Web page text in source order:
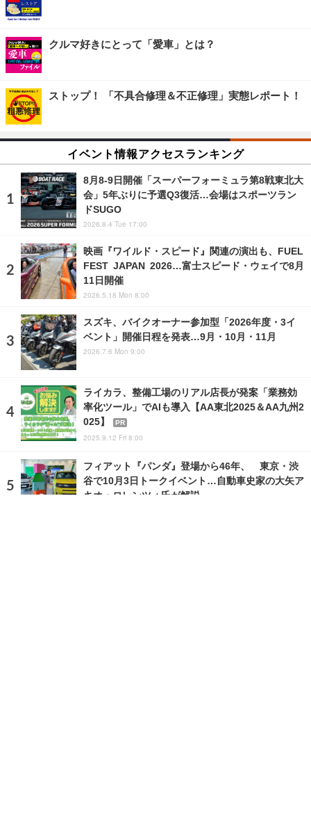
クルマ好きにとって「愛車」とは？
ストップ！ 「不具合修理＆不正修理」実態レポート！
イベント情報アクセスランキング
8月8‐9日開催「スーパーフォーミュラ第8戦東北大
会」5年ぶりに予選Q3復活…会場はスポーツラン
ドSUGO
2026.8.4 Tue 17:00
映画『ワイルド・スピード』関連の演出も、FUEL
FEST JAPAN 2026…富士スピード・ウェイで8月
11日開催
2026.5.18 Mon 8:00
スズキ、バイクオーナー参加型「2026年度・3イ
ベント」開催日程を発表…9月・10月・11月
2026.7.6 Mon 9:00
ライカラ、整備工場のリアル店長が発案「業務効
率化ツール」でAIも導入【AA東北2025＆AA九州2
025】
PR
2025.9.12 Fri 8:00
フィアット『パンダ』登場から46年、 東京・渋
谷で10月3日トークイベント…自動車史家の大矢ア
キオ・ロレンツォ氏が解説